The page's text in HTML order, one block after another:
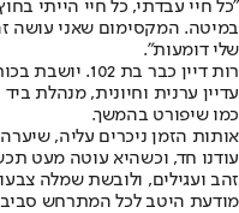
"כל חיי עבדתי, כל חיי הייתי
במיטה. המקסימום שאני עושה
שלי דומעות".
רות דיין כבר
עדיין ערנית וחיונית, מנהלת
כמו שיפורט בהמשך.
אותות הזמן ניכרים עליה,
עודנו חד, וכשהיא עוטה מעט
זהב ועגילים, ולובשת שמלה
מודעת היטב לכל המתרחש